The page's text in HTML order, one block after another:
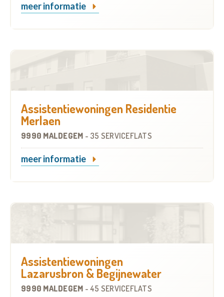
meer informatie
Assistentiewoningen Residentie
Merlaen
9990 MALDEGEM - 35 SERVICEFLATS
meer informatie
Assistentiewoningen
Lazarusbron & Begijnewater
9990 MALDEGEM - 45 SERVICEFLATS